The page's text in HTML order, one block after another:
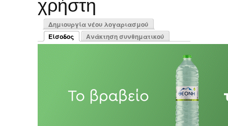
χρήστη
Πρωτεύουσες καρτέλες
Δημιουργία νέου λογαριασμού
Είσοδος
(ενεργή καρτέλα)
Ανάκτηση συνθηματικού